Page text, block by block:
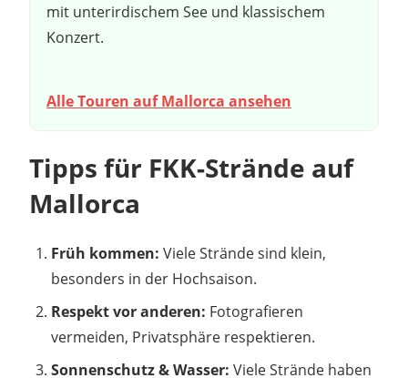
mit unterirdischem See und klassischem
Konzert.
Alle Touren auf Mallorca ansehen
Tipps für FKK-Strände auf
Mallorca
Früh kommen: Viele Strände sind klein,
besonders in der Hochsaison.
Respekt vor anderen: Fotografieren
vermeiden, Privatsphäre respektieren.
Sonnenschutz & Wasser: Viele Strände haben